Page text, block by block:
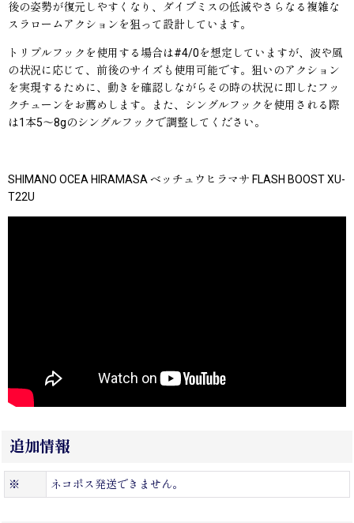
後の姿勢が復元しやすくなり、ダイブミスの低減やさらなる複雑な
スラロームアクションを狙って設計しています。
トリプルフックを使用する場合は#4/0を想定していますが、波や風
の状況に応じて、前後のサイズも使用可能です。狙いのアクション
を実現するために、動きを確認しながらその時の状況に即したフッ
クチューンをお薦めします。また、シングルフックを使用される際
は1本5〜8gのシングルフックで調整してください。
SHIMANO OCEA HIRAMASA ベッチュウヒラマサ FLASH BOOST XU-
T22U
追加情報
※ ネコポス発送できません。